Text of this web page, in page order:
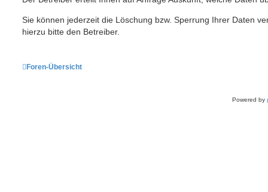
Sie können jederzeit die Löschung bzw. Sperrung Ihrer Daten
hierzu bitte den Betreiber.
Foren-Übersicht
Powered by